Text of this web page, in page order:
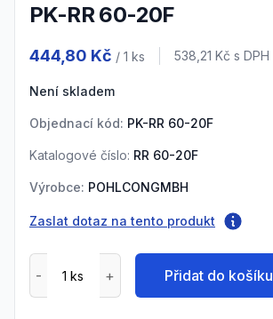
PK-RR 60-20F
444,80 Kč / 1 ks Cena s DPH
538,21 Kč s DPH
Není skladem
Objednací kód: PK-RR 60-20F
Katalogové číslo: RR 60-20F
Výrobce: POHLCONGMBH
Zaslat dotaz na tento produkt
Přidat do košíku